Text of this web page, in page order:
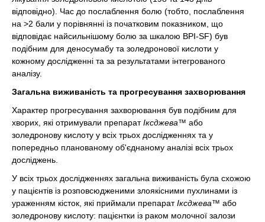
відповідно). Час до послаблення болю (тобто, послаблення
на >2 бали у порівнянні із початковим показником, що
відповідає найсильнішому болю за шкалою BPI-SF) був
подібним для деносумабу та золедронової кислоти у
кожному дослідженні та за результатами інтегрованого
аналізу.
Загальна виживаність та прогресування захворювання
Характер прогресування захворювання був подібним для
хворих, які отримували препаратІксджева™ або
золедронову кислоту у всіх трьох дослідженнях та у
попередньо планованому об'єднаному аналізі всіх трьох
досліджень.
У всіх трьох дослідженнях загальна виживаність була схожою
у пацієнтів із розповсюдженими злоякісними пухлинами із
ураженням кісток, які приймали препаратІксджева™ або
золедронову кислоту: пацієнтки із раком молочної залози